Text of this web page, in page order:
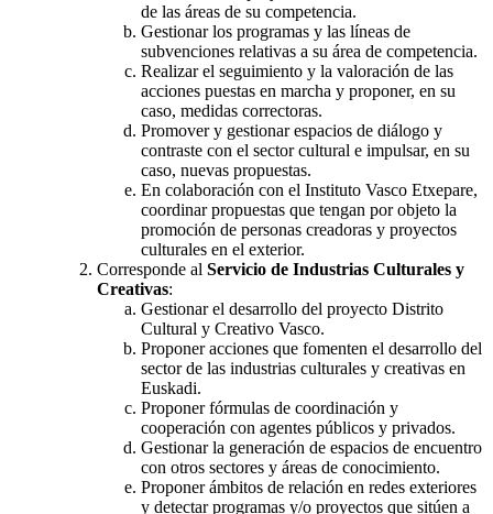
de las áreas de su competencia.
Gestionar los programas y las líneas de
subvenciones relativas a su área de competencia.
Realizar el seguimiento y la valoración de las
acciones puestas en marcha y proponer, en su
caso, medidas correctoras.
Promover y gestionar espacios de diálogo y
contraste con el sector cultural e impulsar, en su
caso, nuevas propuestas.
En colaboración con el Instituto Vasco Etxepare,
coordinar propuestas que tengan por objeto la
promoción de personas creadoras y proyectos
culturales en el exterior.
Corresponde al Servicio de Industrias Culturales y
Creativas:
Gestionar el desarrollo del proyecto Distrito
Cultural y Creativo Vasco.
Proponer acciones que fomenten el desarrollo del
sector de las industrias culturales y creativas en
Euskadi.
Proponer fórmulas de coordinación y
cooperación con agentes públicos y privados.
Gestionar la generación de espacios de encuentro
con otros sectores y áreas de conocimiento.
Proponer ámbitos de relación en redes exteriores
y detectar programas y/o proyectos que sitúen a